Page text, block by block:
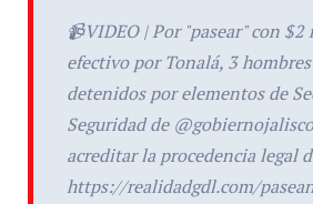
📹VIDEO | Por "pasear" con
efectivo por Tonalá, 3
detenidos por elementos de
Seguridad de
acreditar la procedencia legal
https://realidadgdl.com/